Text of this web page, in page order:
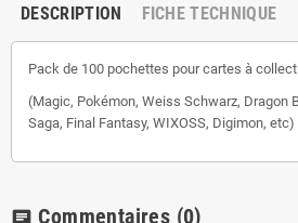
DESCRIPTION FICHE TECHNIQUE
Pack de 100 pochettes pour cartes à
(Magic, Pokémon, Weiss Schwarz, Dragon
Saga, Final Fantasy, WIXOSS, Digimon, etc)
chat Commentaires (0)